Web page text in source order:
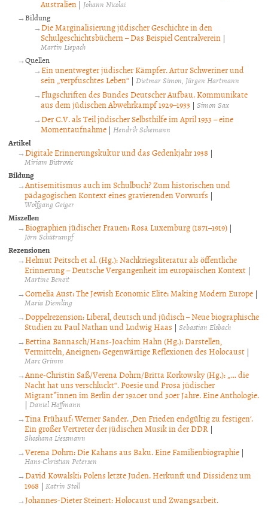
Australien | Johann Nicolai
Bildung
Die Marginalisierung jüdischer Geschichte in den
Schulgeschichtsbüchern – Das Beispiel Centralverein |
Martin Liepach
Quellen
Ein unentwegter jüdischer Kämpfer. Artur Schweriner und
sein „verpfuschtes Leben“ | Dietmar Simon Jürgen Hartmann
Flugschriften des Bundes Deutscher Aufbau. Kommunikate
aus dem jüdischen Abwehrkampf 1929–1933 | Simon Sax
Der C.V. als Teil jüdischer Selbsthilfe im April 1933 – eine
Momentaufnahme | Hendrik Schemann
Artikel
Digitale Erinnerungskultur und das Gedenkjahr 1938 |
Miriam Bistrovic
Bildung
Antisemitismus auch im Schulbuch? Zum historischen und
pädagogischen Kontext eines gravierenden Vorwurfs |
Wolfgang Geiger
Miszellen
Biographien jüdischer Frauen: Rosa Luxemburg (1871–1919) |
Jörn Schütrumpf
Rezensionen
Helmut Peitsch et al. (Hg.): Nachkriegsliteratur als öffentliche
Erinnerung – Deutsche Vergangenheit im europäischen Kontext |
Martine Benoit
Cornelia Aust: The Jewish Economic Elite: Making Modern Europe |
Maria Diemling
Doppelrezension: Liberal, deutsch und jüdisch – Neue biographische
Studien zu Paul Nathan und Ludwig Haas | Sebastian Elsbach
Bettina Bannasch/Hans-Joachim Hahn (Hg.): Darstellen,
Vermitteln, Aneignen: Gegenwärtige Reflexionen des Holocaust |
Marc Grimm
Anne-Christin Saß/Verena Dohrn/Britta Korkowsky (Hg.): „… die
Nacht hat uns verschluckt“. Poesie und Prosa jüdischer
Migrant*innen im Berlin der 1920er und 30er Jahre. Eine Anthologie.
| Daniel Hoffmann
Tina Frühauf: Werner Sander. ‚Den Frieden endgültig zu festigen‘.
Ein großer Vertreter der jüdischen Musik in der DDR |
Shoshana Liessmann
Verena Dohrn: Die Kahans aus Baku. Eine Familienbiographie |
Hans-Christian Petersen
David Kowalski: Polens letzte Juden. Herkunft und Dissidenz um
1968 | Katrin Stoll
Johannes-Dieter Steinert: Holocaust und Zwangsarbeit.